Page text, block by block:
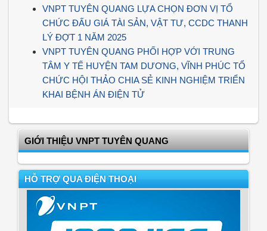
VNPT TUYÊN QUANG LỰA CHỌN ĐƠN VỊ TỔ
CHỨC ĐẤU GIÁ TÀI SẢN, VẬT TƯ, CCDC THANH
LÝ ĐỢT 1 NĂM 2025
VNPT TUYÊN QUANG PHỐI HỢP VỚI TRUNG
TÂM Y TẾ HUYỆN TAM DƯƠNG, VĨNH PHÚC TỔ
CHỨC HỘI THẢO CHIA SẺ KINH NGHIỆM TRIỂN
KHAI BỆNH ÁN ĐIỆN TỬ
GIỚI THIỆU VNPT TUYÊN QUANG
HỖ TRỢ QUA ĐIỆN THOẠI